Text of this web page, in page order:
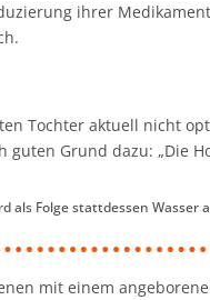
ihrer
Tochter aktuell nicht
guten Grund dazu: „Die
Folge stattdessen Wasser
mit einem